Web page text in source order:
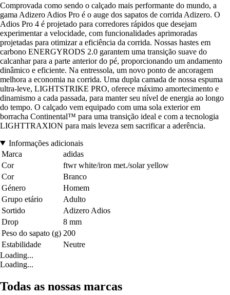
Comprovada como sendo o calçado mais performante do mundo, a
gama Adizero Adios Pro é o auge dos sapatos de corrida Adizero. O
Adios Pro 4 é projetado para corredores rápidos que desejam
experimentar a velocidade, com funcionalidades aprimoradas
projetadas para otimizar a eficiência da corrida. Nossas hastes em
carbono ENERGYRODS 2.0 garantem uma transição suave do
calcanhar para a parte anterior do pé, proporcionando um andamento
dinâmico e eficiente. Na entressola, um novo ponto de ancoragem
melhora a economia na corrida. Uma dupla camada de nossa espuma
ultra-leve, LIGHTSTRIKE PRO, oferece máximo amortecimento e
dinamismo a cada passada, para manter seu nível de energia ao longo
do tempo. O calçado vem equipado com uma sola exterior em
borracha Continental™ para uma transição ideal e com a tecnologia
LIGHTTRAXION para mais leveza sem sacrificar a aderência.
Informações adicionais
Marca
adidas
Cor
ftwr white/iron met./solar yellow
Cor
Branco
Género
Homem
Grupo etário
Adulto
Sortido
Adizero Adios
Drop
8 mm
Peso do sapato (g) 200
Estabilidade
Neutre
Loading...
Loading...
Todas as nossas marcas